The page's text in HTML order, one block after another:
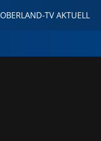
OBERLAND-TV AKTUELL